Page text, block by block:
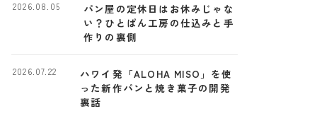
パン屋の定休日はお休みじゃな
い？ひとぱん工房の仕込みと手
作りの裏側
2026.08.05
ハワイ発「ALOHA MISO」を使
った新作パンと焼き菓子の開発
裏話
2026.07.22